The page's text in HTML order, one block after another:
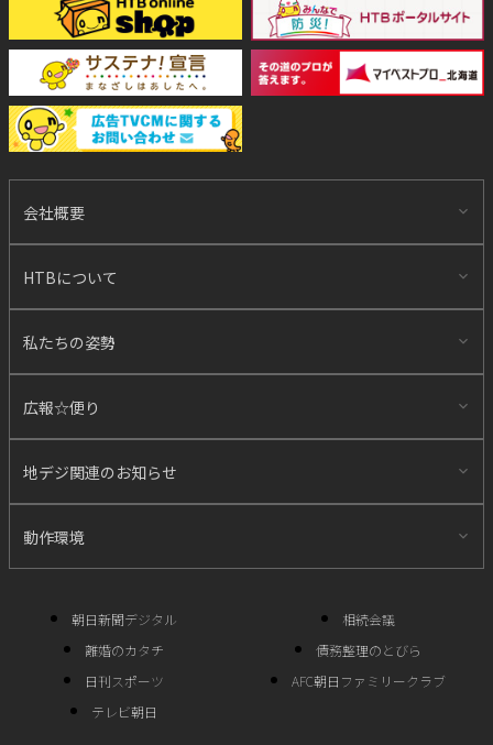
会社概要
HTBについて
私たちの姿勢
広報☆便り
地デジ関連のお知らせ
動作環境
朝日新聞デジタル
相続会議
離婚のカタチ
債務整理のとびら
日刊スポーツ
AFC朝日ファミリークラブ
テレビ朝日